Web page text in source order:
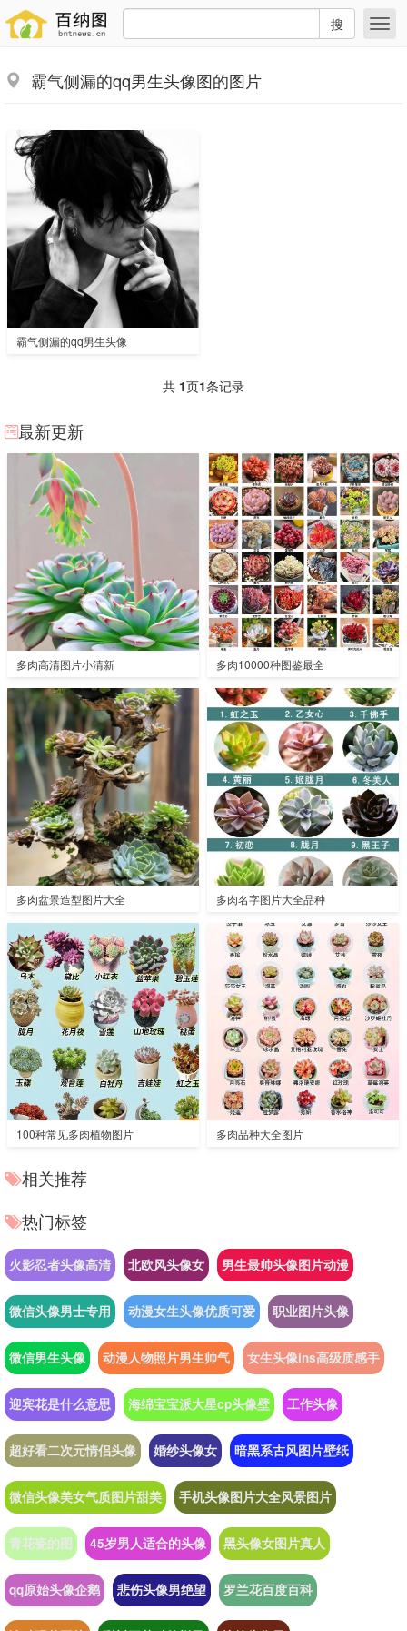
搜
霸气侧漏的qq男生头像图的图片
霸气侧漏的qq男生头像
共 1页1条记录
最新更新
多肉高清图片小清新 多肉10000种图鉴最全
多肉盆景造型图片大全 多肉名字图片大全品种
100种常见多肉植物图片 多肉品种大全图片
相关推荐
热门标签
火影忍者头像高清 北欧风头像女 男生最帅头像图片动漫
微信头像男士专用 动漫女生头像优质可爱 职业图片头像
微信男生头像 动漫人物照片男生帅气 女生头像ins高级质感手
迎宾花是什么意思 海绵宝宝派大星cp头像壁 工作头像
超好看二次元情侣头像 婚纱头像女 暗黑系古风图片壁纸
微信头像美女气质图片甜美 手机头像图片大全风景图片
青花瓷的图 45岁男人适合的头像 黑头像女图片真人
qq原始头像企鹅 悲伤头像男绝望 罗兰花百度百科